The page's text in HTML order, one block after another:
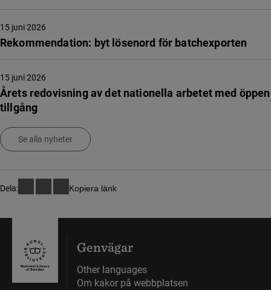
Rekommendation: byt lösenord för batchexporten
15 juni 2026
Årets redovisning av det nationella arbetet med öppen
tillgång
15 juni 2026
Se alla nyheter
Dela: Kopiera länk
Genvägar
Other languages
Om kakor på webbplatsen